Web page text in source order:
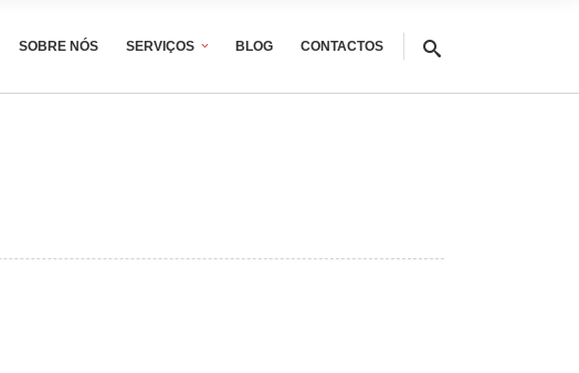
SOBRE NÓS SERVIÇOS BLOG CONTACTOS